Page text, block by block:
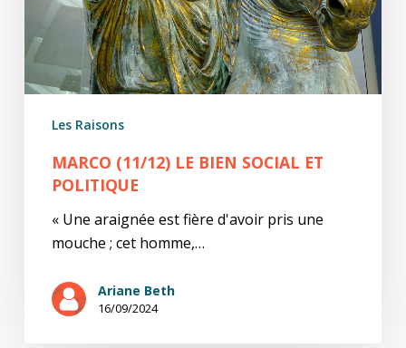
Les Raisons
MARCO (11/12) LE BIEN SOCIAL ET
POLITIQUE
« Une araignée est fière d'avoir pris une
mouche ; cet homme,…
Ariane Beth
16/09/2024